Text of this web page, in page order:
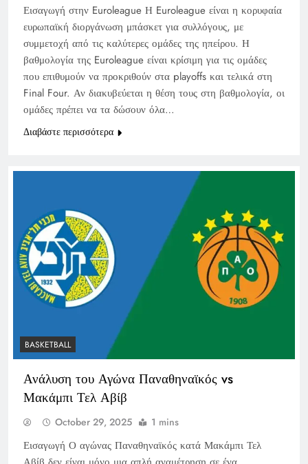
Εισαγωγή στην Euroleague Η Euroleague είναι η κορυφαία
ευρωπαϊκή διοργάνωση μπάσκετ για συλλόγους, με
συμμετοχή από τις καλύτερες ομάδες της ηπείρου. Η
βαθμολογία της Euroleague είναι κρίσιμη για τις ομάδες
που επιθυμούν να προκριθούν στα playoffs και τελικά στη
Final Four. Αν διακυβεύεται η θέση τους στη βαθμολογία, οι
ομάδες πρέπει να τα δώσουν όλα…
Διαβάστε περισσότερα
BASKETBALL
Ανάλυση του Αγώνα Παναθηναϊκός vs
Μακάμπι Τελ Αβίβ
October 29, 2025 1 mins
Εισαγωγή Ο αγώνας Παναθηναϊκός κατά Μακάμπι Τελ